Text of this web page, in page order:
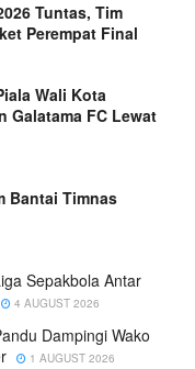
Tuntas, Tim
Perempat Final
Wali Kota
Galatama FC Lewat
Bantai Timnas
Sepakbola Antar
4 AUGUST 2026
Dampingi Wako
1 AUGUST 2026